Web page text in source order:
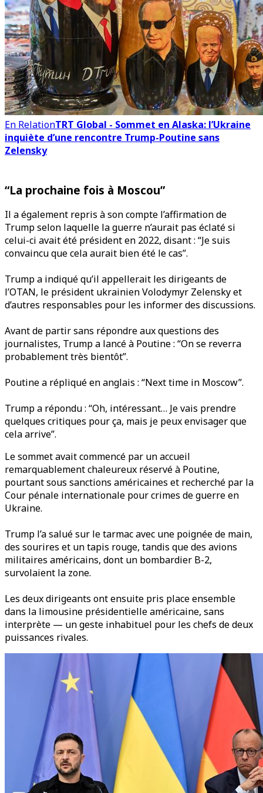
En RelationTRT Global - Sommet en Alaska: l’Ukraine
inquiète d’une rencontre Trump-Poutine sans
Zelensky
“La prochaine fois à Moscou”
Il a également repris à son compte l’affirmation de
Trump selon laquelle la guerre n’aurait pas éclaté si
celui-ci avait été président en 2022, disant : “Je suis
convaincu que cela aurait bien été le cas”.
Trump a indiqué qu’il appellerait les dirigeants de
l’OTAN, le président ukrainien Volodymyr Zelensky et
d’autres responsables pour les informer des discussions.
Avant de partir sans répondre aux questions des
journalistes, Trump a lancé à Poutine : “On se reverra
probablement très bientôt”.
Poutine a répliqué en anglais : “Next time in Moscow”.
Trump a répondu : “Oh, intéressant… Je vais prendre
quelques critiques pour ça, mais je peux envisager que
cela arrive”.
Le sommet avait commencé par un accueil
remarquablement chaleureux réservé à Poutine,
pourtant sous sanctions américaines et recherché par la
Cour pénale internationale pour crimes de guerre en
Ukraine.
Trump l’a salué sur le tarmac avec une poignée de main,
des sourires et un tapis rouge, tandis que des avions
militaires américains, dont un bombardier B-2,
survolaient la zone.
Les deux dirigeants ont ensuite pris place ensemble
dans la limousine présidentielle américaine, sans
interprète — un geste inhabituel pour les chefs de deux
puissances rivales.